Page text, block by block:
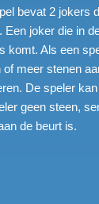
bevat 2 jokers
joker die in
komt. Als een
meer stenen
De speler
geen steen,
de beurt is.